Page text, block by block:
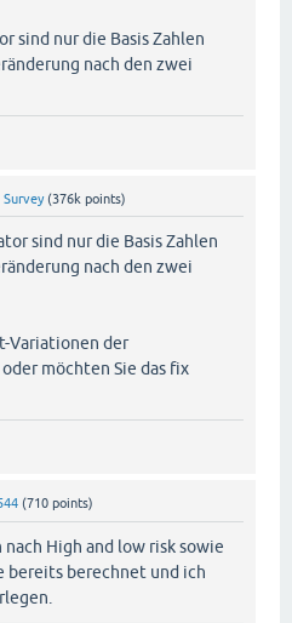
sind nur die Basis Zahlen
nach den zwei
Survey (376k points)
sind nur die Basis Zahlen
nach den zwei
Variationen der
möchten Sie das fix
(710 points)
High and low risk sowie
bereits berechnet und ich